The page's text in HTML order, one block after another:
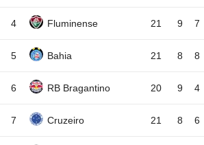
4 Fluminense 21 9 7
5 Bahia 21 8 8
6 RB Bragantino 20 9 4
7 Cruzeiro 21 8 6